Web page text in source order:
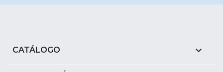
CATÁLOGO 